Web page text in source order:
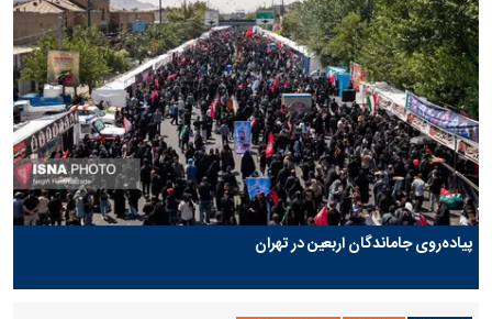
پیاده‌روی جاماندگان اربعین در تهران